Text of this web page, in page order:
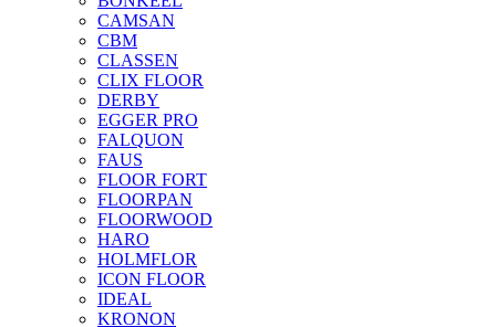
CAMSAN
CBM
CLASSEN
CLIX FLOOR
DERBY
EGGER PRO
FALQUON
FAUS
FLOOR FORT
FLOORPAN
FLOORWOOD
HARO
HOLMFLOR
ICON FLOOR
IDEAL
KRONON